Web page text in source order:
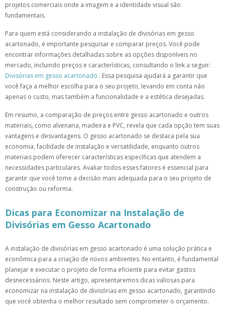
projetos comerciais onde a imagem e a identidade visual são
fundamentais.
Para quem está considerando a instalação de divisórias em gesso
acartonado, é importante pesquisar e comparar preços. Você pode
encontrar informações detalhadas sobre as opções disponíveis no
mercado, incluindo preços e características, consultando o link a seguir:
Divisórias em gesso acartonado . Essa pesquisa ajudará a garantir que
você faça a melhor escolha para o seu projeto, levando em conta não
apenas o custo, mas também a funcionalidade e a estética desejadas.
Em resumo, a comparação de preços entre gesso acartonado e outros
materiais, como alvenaria, madeira e PVC, revela que cada opção tem suas
vantagens e desvantagens. O gesso acartonado se destaca pela sua
economia, facilidade de instalação e versatilidade, enquanto outros
materiais podem oferecer características específicas que atendem a
necessidades particulares. Avaliar todos esses fatores é essencial para
garantir que você tome a decisão mais adequada para o seu projeto de
construção ou reforma.
Dicas para Economizar na Instalação de
Divisórias em Gesso Acartonado
A instalação de divisórias em gesso acartonado é uma solução prática e
econômica para a criação de novos ambientes. No entanto, é fundamental
planejar e executar o projeto de forma eficiente para evitar gastos
desnecessários. Neste artigo, apresentaremos dicas valiosas para
economizar na instalação de divisórias em gesso acartonado, garantindo
que você obtenha o melhor resultado sem comprometer o orçamento.